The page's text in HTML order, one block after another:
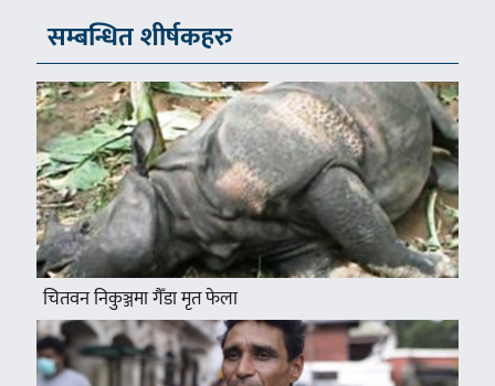
सम्बन्धित शीर्षकहरु
चितवन निकुञ्जमा गैँडा मृत फेला